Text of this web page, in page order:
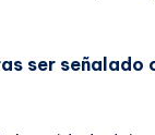
ser señalado